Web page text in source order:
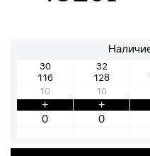
30
116
32
128
10
+
10
+